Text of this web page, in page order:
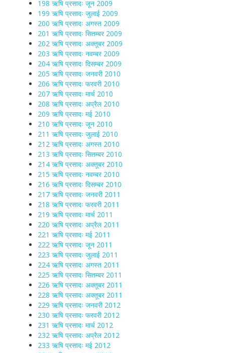
198 ऋषि प्रसादः जून 2009
199 ऋषि प्रसादः जुलाई 2009
200 ऋषि प्रसादः अगस्त 2009
201 ऋषि प्रसादः सितम्बर 2009
202 ऋषि प्रसादः अक्तूबर 2009
203 ऋषि प्रसादः नवम्बर 2009
204 ऋषि प्रसादः दिसम्बर 2009
205 ऋषि प्रसादः जनवरी 2010
206 ऋषि प्रसादः फरवरी 2010
207 ऋषि प्रसादः मार्च 2010
208 ऋषि प्रसादः अप्रैल 2010
209 ऋषि प्रसादः मई 2010
210 ऋषि प्रसादः जून 2010
211 ऋषि प्रसादः जुलाई 2010
212 ऋषि प्रसादः अगस्त 2010
213 ऋषि प्रसादः सितम्बर 2010
214 ऋषि प्रसादः अक्तूबर 2010
215 ऋषि प्रसादः नवम्बर 2010
216 ऋषि प्रसादः दिसम्बर 2010
217 ऋषि प्रसादः जनवरी 2011
218 ऋषि प्रसादः फरवरी 2011
219 ऋषि प्रसादः मार्च 2011
220 ऋषि प्रसादः अप्रैल 2011
221 ऋषि प्रसादः मई 2011
222 ऋषि प्रसादः जून 2011
223 ऋषि प्रसादः जुलाई 2011
224 ऋषि प्रसादः अगस्त 2011
225 ऋषि प्रसादः सितम्बर 2011
226 ऋषि प्रसादः अक्तूबर 2011
228 ऋषि प्रसादः अक्तूबर 2011
229 ऋषि प्रसादः जनवरी 2012
230 ऋषि प्रसादः फरवरी 2012
231 ऋषि प्रसादः मार्च 2012
232 ऋषि प्रसादः अप्रैल 2012
233 ऋषि प्रसादः मई 2012